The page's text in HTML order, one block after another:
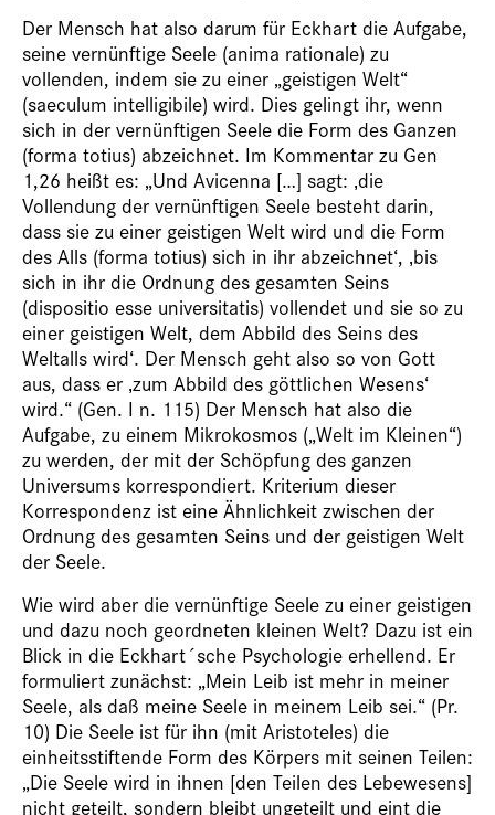
Der Mensch hat also darum für Eckhart die Aufgabe,
seine vernünftige Seele (anima rationale) zu
vollenden, indem sie zu einer „geistigen Welt“
(saeculum intelligibile) wird. Dies gelingt ihr, wenn
sich in der vernünftigen Seele die Form des Ganzen
(forma totius) abzeichnet. Im Kommentar zu Gen
1,26 heißt es: „Und Avicenna […] sagt: ‚die
Vollendung der vernünftigen Seele besteht darin,
dass sie zu einer geistigen Welt wird und die Form
des Alls (forma totius) sich in ihr abzeichnet‘, ‚bis
sich in ihr die Ordnung des gesamten Seins
(dispositio esse universitatis) vollendet und sie so zu
einer geistigen Welt, dem Abbild des Seins des
Weltalls wird‘. Der Mensch geht also so von Gott
aus, dass er ‚zum Abbild des göttlichen Wesens‘
wird.“ (Gen. I n. 115) Der Mensch hat also die
Aufgabe, zu einem Mikrokosmos („Welt im Kleinen“)
zu werden, der mit der Schöpfung des ganzen
Universums korrespondiert. Kriterium dieser
Korrespondenz ist eine Ähnlichkeit zwischen der
Ordnung des gesamten Seins und der geistigen Welt
der Seele.
Wie wird aber die vernünftige Seele zu einer geistigen
und dazu noch geordneten kleinen Welt? Dazu ist ein
Blick in die Eckhart´sche Psychologie erhellend. Er
formuliert zunächst: „Mein Leib ist mehr in meiner
Seele, als daß meine Seele in meinem Leib sei.“ (Pr.
10) Die Seele ist für ihn (mit Aristoteles) die
einheitsstiftende Form des Körpers mit seinen Teilen:
„Die Seele wird in ihnen [den Teilen des Lebewesens]
nicht geteilt, sondern bleibt ungeteilt und eint die